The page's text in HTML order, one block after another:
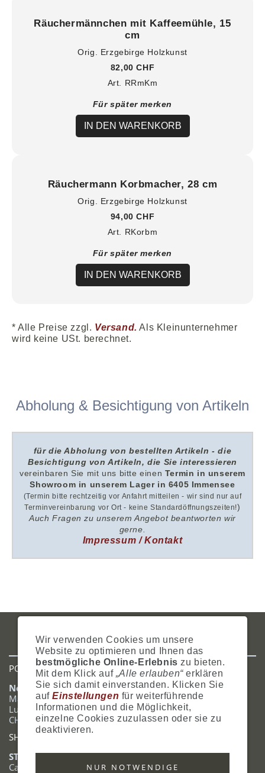
Räuchermännchen mit Kaffeemühle, 15
cm
Orig. Erzgebirge Holzkunst
82,00 CHF
Art. RRmKm
Für später merken
IN DEN WARENKORB
Räuchermann Korbmacher, 28 cm
Orig. Erzgebirge Holzkunst
94,00 CHF
Art. RKorbm
Für später merken
IN DEN WARENKORB
* Alle Preise zzgl. Versand. Als Kleinunternehmer
wird keine USt. berechnet.
Abholung & Besichtigung von Artikeln
für die Abholung von bestellten Artikeln - die
Besichtigung von Artikeln, die Sie interessieren
vereinbaren Sie mit uns bitteeinen Termin in unserem
Showroom in unserem Lager in 6405 Immensee
(Termin bitte rechtzeitig vor Anfahrt mitteilen - wir sind nur auf
Terminvereinbarung vor Ort - keine Standardöffnungszeiten!)
Auch Fragen zu unserem Angebot beantworten wir
gerne.
Impressum / Kontakt
WIDERRUFSRECHTSITEMAPHILFECOOKIES
POSTADRESSE
Nostalgie- & Geschenk Shop
Maja Schmid
Luzernerstrasse 14
CH-6353 Weggis
SHOWROOM
STANDORT:
Calendariaweg 1
Wir verwenden Cookies um unsere
Website zu optimieren und Ihnen das
bestmögliche Online-Erlebnis zu bieten.
Mit dem Klick auf „Alle erlauben“erklären
Sie sich damit einverstanden. Klicken Sie
aufEinstellungen für weiterführende
Informationen und die Möglichkeit,
einzelne Cookies zuzulassen oder sie zu
deaktivieren.
NUR NOTWENDIGE